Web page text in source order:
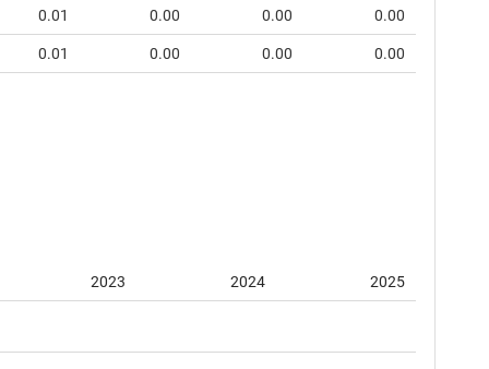
0.01 0.00 0.00 0.00
0.01 0.00 0.00 0.00
2023 2024 2025